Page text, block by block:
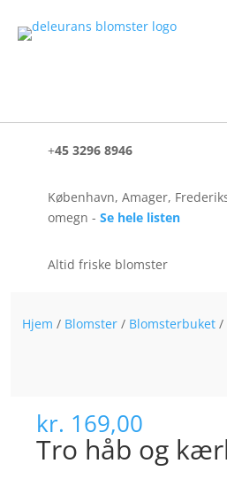
+45 3296 8946
København, Amager,
omegn - Se hele listen
Altid friske blomster
Hjem / Blomster / Blomsterbuket /
kr. 169,00
Tro håb og